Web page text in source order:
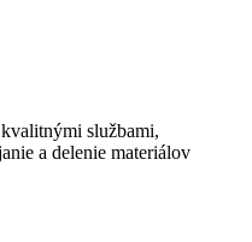
službami,
a delenie materiálov